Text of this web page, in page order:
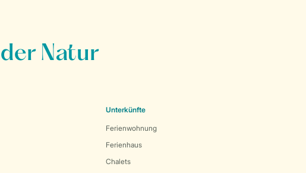
Natur
Unterkünfte
Ferienwohnung
Ferienhaus
Chalets